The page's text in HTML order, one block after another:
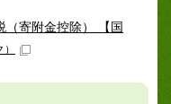
（寄附金控除） 【国